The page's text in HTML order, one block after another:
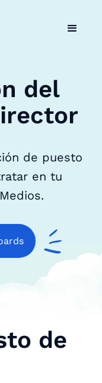
del
de puesto
en tu
de